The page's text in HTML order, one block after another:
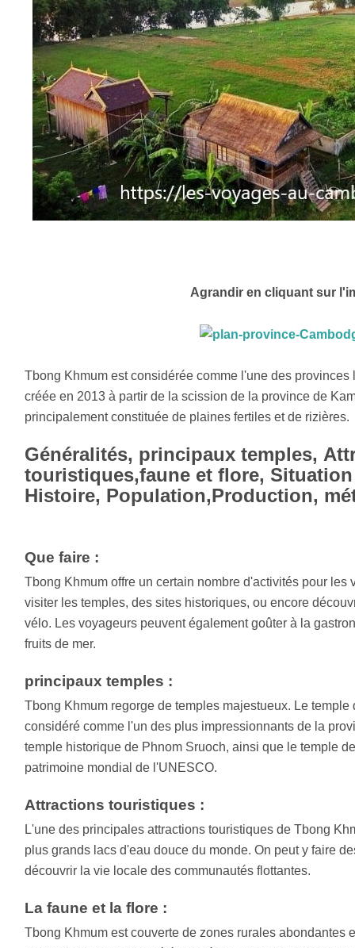
Agrandir en cliquant sur
Tbong Khmum est considérée comme l'une des
créée en 2013 à partir de la scission de la province de
principalement constituée de plaines fertiles et de rizières.
Généralités, principaux temples,
touristiques,faune et flore,
Histoire, Population,Production,
Que faire :
Tbong Khmum offre un certain nombre d'activités pour les
visiter les temples, des sites historiques, ou encore
vélo. Les voyageurs peuvent également goûter à la
fruits de mer.
principaux temples :
Tbong Khmum regorge de temples majestueux. Le
considéré comme l'un des plus impressionnants de la
temple historique de Phnom Sruoch, ainsi que le temple
patrimoine mondial de l'UNESCO.
Attractions touristiques :
L'une des principales attractions touristiques de Tbong
plus grands lacs d'eau douce du monde. On peut y faire
découvrir la vie locale des communautés flottantes.
La faune et la flore :
Tbong Khmum est couverte de zones rurales abondantes